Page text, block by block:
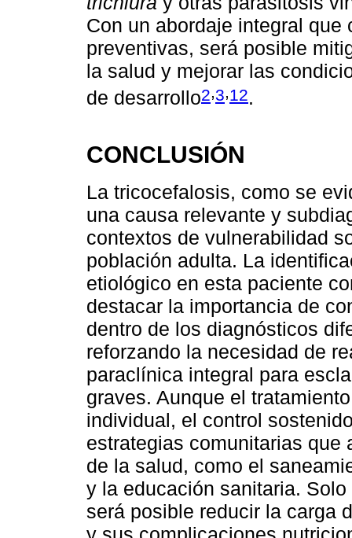
Con un abordaje integral
preventivas, será posible
la salud y mejorar las
de desarrollo2 3 12.
CONCLUSIÓN
La tricocefalosis, como se
una causa relevante y
contextos de vulnerabilidad
población adulta. La
etiológico en esta paciente
destacar la importancia de
dentro de los diagnósticos
reforzando la necesidad de
paraclínica integral para
graves. Aunque el
individual, el control
estrategias comunitarias que
de la salud, como el
y la educación sanitaria.
será posible reducir la carga